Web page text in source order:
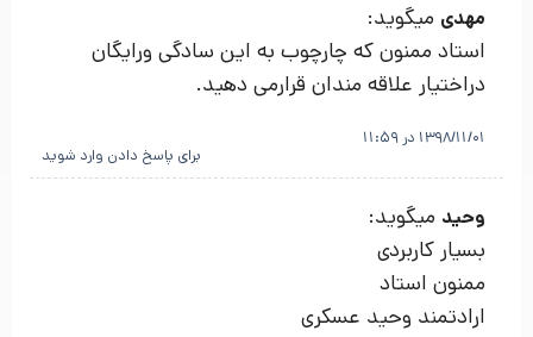
مهدی میگوید:
استاد ممنون که چارچوب به این سادگی ورایگان
دراختیار علاقه مندان قرارمی دهید.
1398/11/01 در 11:59
برای پاسخ دادن وارد شوید
وحید میگوید:
بسیار کاربردی
ممنون استاد
ارادتمند وحید عسکری